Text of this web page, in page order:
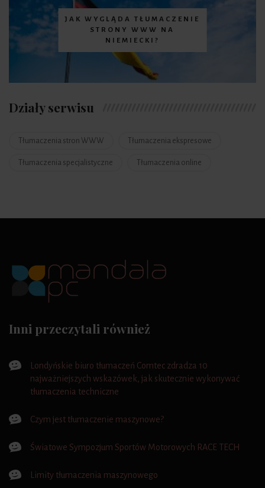
JAK WYGLĄDA TŁUMACZENIE
STRONY WWW NA
NIEMIECKI?
Działy serwisu
Tłumaczenia stron WWW Tłumaczenia ekspresowe
Tłumaczenia specjalistyczne Tłumaczenia online
Inni przeczytali również
Londyńskie biuro tłumaczeń Comtec zdradza 10
najważniejszych wskazówek, jak skutecznie wykonywać
tłumaczenia techniczne
Czym jest tłumaczenie maszynowe?
Światowe Sympozjum Sportów Motorowych RACE TECH
Limity tłumaczenia maszynowego